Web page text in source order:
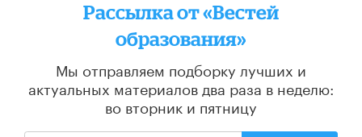
Рассылка от «Вестей
образования»
Мы отправляем подборку лучших и
актуальных материалов два раза в неделю:
во вторник и пятницу